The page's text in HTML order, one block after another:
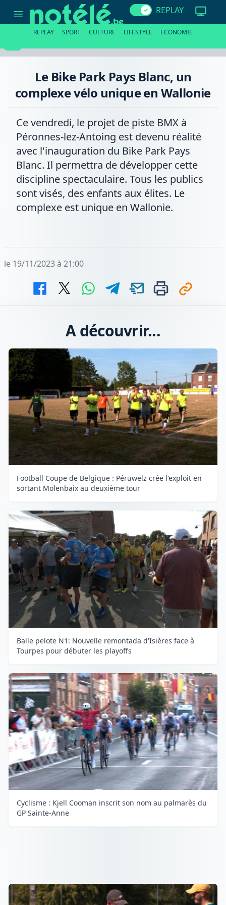
complexe
REPLAY
REPLAY SPORT CULTURE LIFESTYLE ECONOMIE
Le Bike Park Pays Blanc, un
complexe vélo unique en Wallonie
Ce vendredi, le projet de piste BMX à
Péronnes-lez-Antoing est devenu réalité
avec l'inauguration du Bike Park Pays
Blanc. Il permettra de développer cette
discipline spectaculaire. Tous les publics
sont visés, des enfants aux élites. Le
complexe est unique en Wallonie.
le 19/11/2023 à 21:00
A découvrir...
Football Coupe de Belgique : Péruwelz crée l'exploit en
sortant Molenbaix au deuxième tour
Balle pelote N1: Nouvelle remontada d'Isières face à
Tourpes pour débuter les playoffs
Cyclisme : Kjell Cooman inscrit son nom au palmarès du
GP Sainte-Anne